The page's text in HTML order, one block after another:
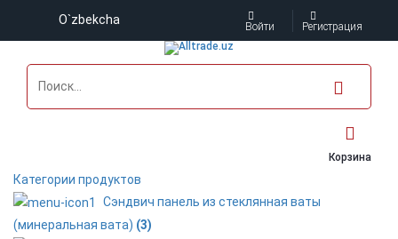
O`zbekcha
Войти Регистрация
Корзина
Категории продуктов
Сэндвич панель из стеклянная ваты
(минеральная вата) (3)